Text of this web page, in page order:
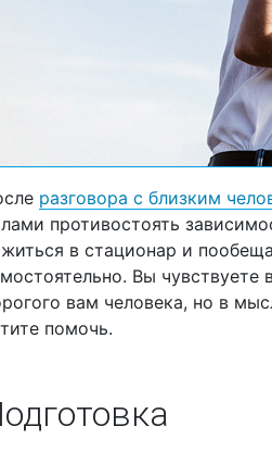
разговора с близким
противостоять
в стационар и
Вы чувствуете
вам человека, но в
помочь.